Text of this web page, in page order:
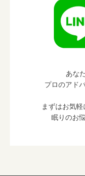
あな
プロのアド
まずはお気
眠りのお